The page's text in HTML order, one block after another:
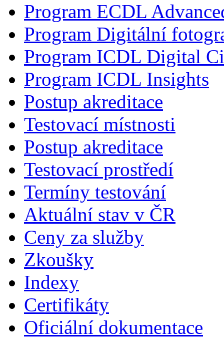
Program ECDL
Program Digitální
Program ICDL Digital
Program ICDL Insights
Postup akreditace
Testovací místnosti
Postup akreditace
Testovací prostředí
Termíny testování
Aktuální stav v ČR
Ceny za služby
Zkoušky
Indexy
Certifikáty
Oficiální dokumentace